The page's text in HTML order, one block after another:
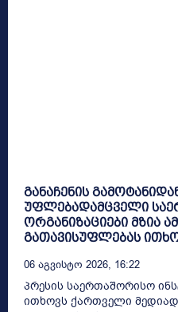
განაჩენის
უფლებადამცველი
ორგანიზაციები მზია
გათავისუფლებას
06 Აგვისტო 2026, 16:22
პრესის საერთაშორისო
ითხოვს ქართველი